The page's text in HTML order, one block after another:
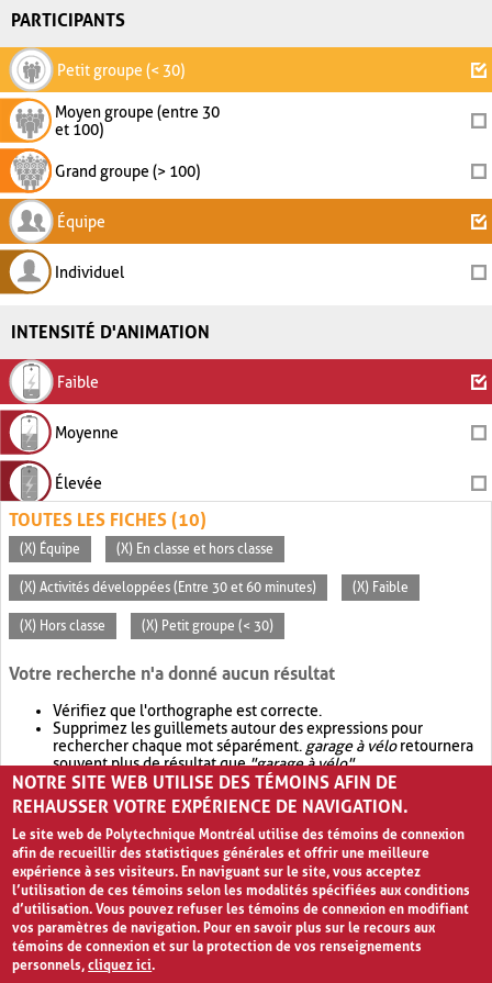
PARTICIPANTS
Petit groupe (< 30)
Moyen groupe (entre 30
et 100)
Grand groupe (> 100)
Équipe
Individuel
INTENSITÉ D'ANIMATION
Faible
Moyenne
Élevée
TOUTES LES FICHES (10)
(X) Équipe (X) En classe et hors classe
(X) Activités développées (Entre 30 et 60 minutes) (X) Faible
(X) Hors classe (X) Petit groupe (< 30)
Votre recherche n'a donné aucun résultat
Vérifiez que l'orthographe est correcte.
Supprimez les guillemets autour des expressions pour
rechercher chaque mot séparément. garage à véloretournera
souvent plus de résultat que"garage à vélo".
Envisagez d'élargir votre recherche avec OR.garage OR vélo
retournera souvent plus de résultat quegarage à vélo
NOTRE SITE WEB UTILISE DES TÉMOINS AFIN DE
REHAUSSER VOTRE EXPÉRIENCE DE NAVIGATION.
Le site web de Polytechnique Montréal utilise des témoins de connexion
afin de recueillir des statistiques générales et offrir une meilleure
expérience à ses visiteurs. En naviguant sur le site, vous acceptez
l’utilisation de ces témoins selon les modalités spécifiées aux conditions
d’utilisation. Vous pouvez refuser les témoins de connexion en modifiant
vos paramètres de navigation. Pour en savoir plus sur le recours aux
témoins de connexion et sur la protection de vos renseignements
personnels,cliquez ici.